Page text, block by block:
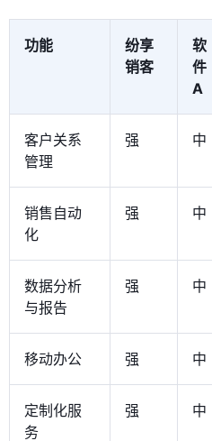
功能
纷享
销客
软
件
A
客户关系
管理
强 中
销售自动
化
强 中
数据分析
与报告
强 中
移动办公 强 中
定制化服
务
强 中